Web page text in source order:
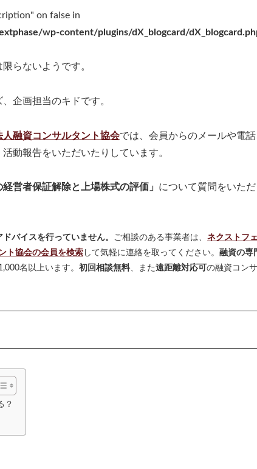
on false in
wp-content/plugins/dX_blogcard/
らないようです。
企画担当のキドです。
人融資コンサルタント協会では、会員からのメールや電
動報告をいただいたりしています。
経営者保証解除と上場株式の評価」 について質問をいた
ドバイスを行っていません。 ご相談のある事業者は、 ネクストフ
ト協会の会員を検索 して気軽に連絡を取ってください。 融資の専
名以上います。 初回相談無料、また遠距離対応可 の融資コンサ
？